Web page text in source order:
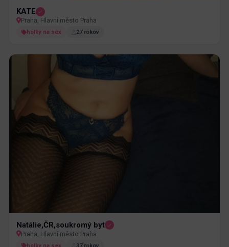
KATE
Praha, Hlavní město Praha
holky na sex 27 rokov
Natálie,ČR,soukromý byt
Praha, Hlavní město Praha
holky na sex 37 rokov